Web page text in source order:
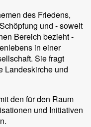
des Friedens,
und - soweit
Bereich bezieht -
in einer
Sie fragt
Landeskirche und
den für den Raum
und Initiativen